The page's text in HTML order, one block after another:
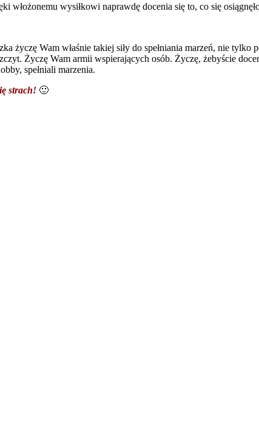
włożonemu wysiłkowi naprawdę docenia się to, co się
Wam właśnie takiej siły do spełniania marzeń, nie tylko
Życzę Wam armii wspierających osób. Życzę, żebyście
spełniali marzenia.
strach! 🙂